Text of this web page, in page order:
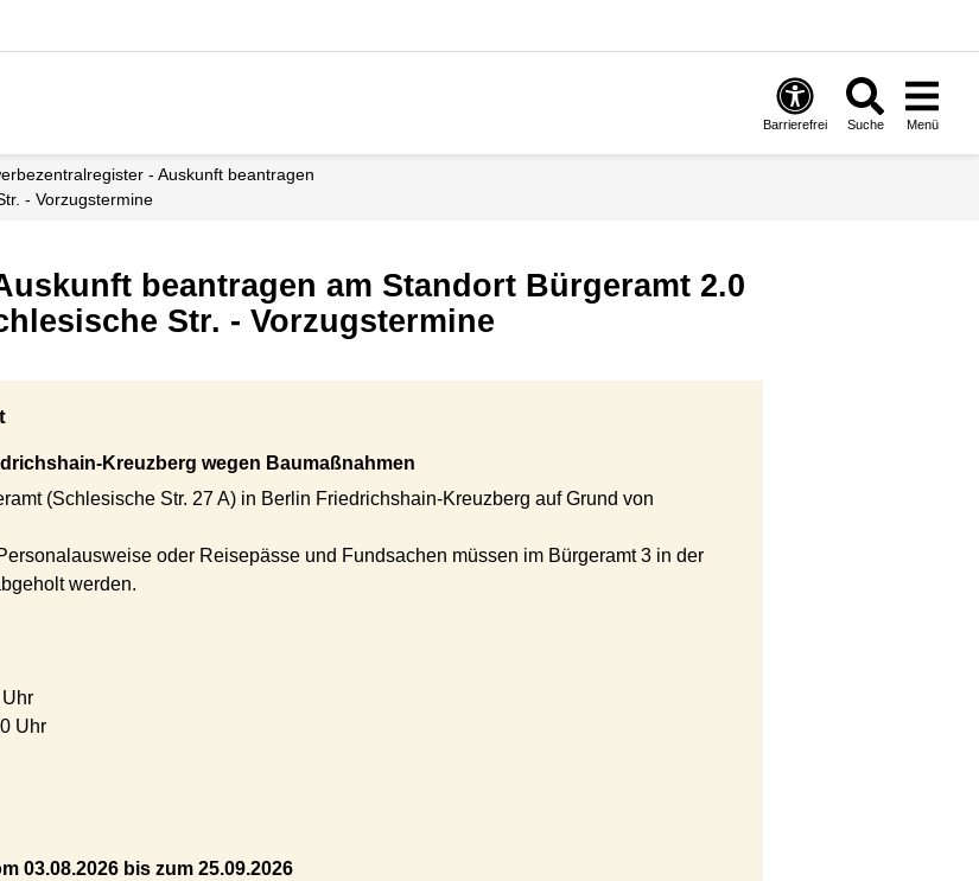
Barrierefrei Suche Menü
- Auskunft beantragen
- Vorzugstermine
beantragen am Standort Bürgeramt 2.0
Str. - Vorzugstermine
Kreuzberg wegen Baumaßnahmen
(Schlesische Str. 27 A) in Berlin Friedrichshain-Kreuzberg auf Grund von
oder Reisepässe und Fundsachen müssen im Bürgeramt 3 in der
werden.
Uhr
03.08.2026 bis zum 25.09.2026